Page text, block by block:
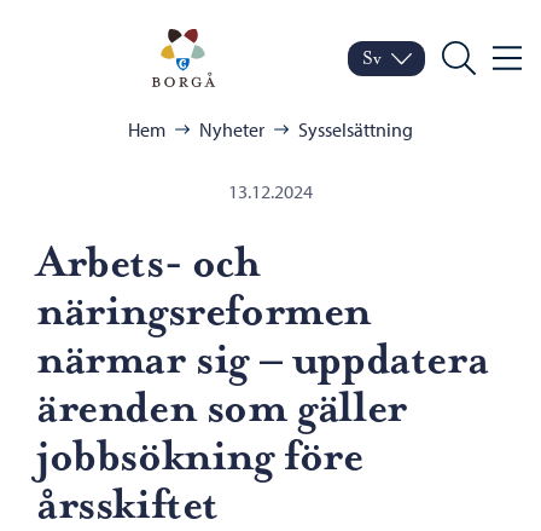
Porvoo – Gå till
Byt språk
Nuvarande språk:
Sv
Sök Meny
Hem Nyheter Sysselsättning
13.12.2024
Arbets- och
näringsreformen
närmar sig – uppdatera
ärenden som gäller
jobbsökning före
årsskiftet